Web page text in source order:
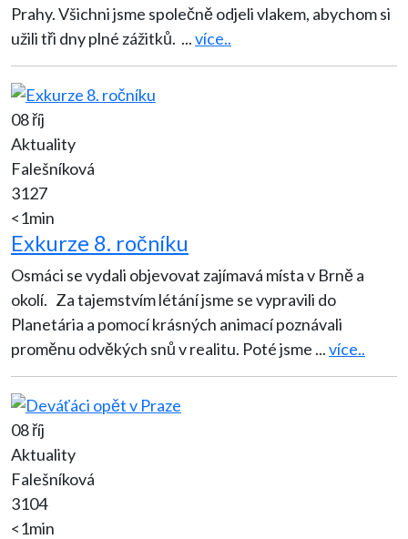
Prahy. Všichni jsme společně odjeli vlakem, abychom si
užili tři dny plné zážitků. ...více..
08 říj
Aktuality
Falešníková
3127
<1min
Exkurze 8. ročníku
Osmáci se vydali objevovat zajímavá místa v Brně a
okolí. Za tajemstvím létání jsme se vypravili do
Planetária a pomocí krásných animací poznávali
proměnu odvěkých snů v realitu. Poté jsme ...více..
08 říj
Aktuality
Falešníková
3104
<1min